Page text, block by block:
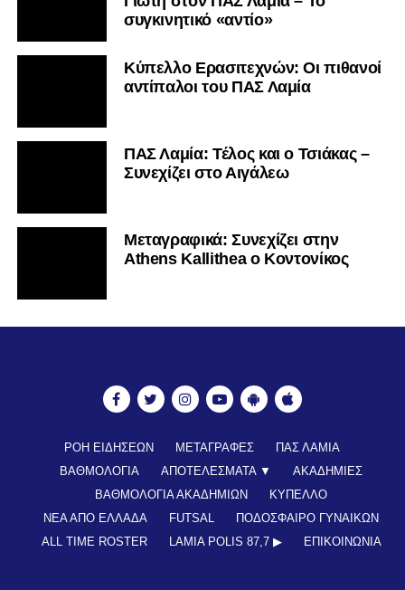
συγκινητικό «αντίο»
Κύπελλο Ερασιτεχνών: Οι πιθανοί
αντίπαλοι του ΠΑΣ Λαμία
ΠΑΣ Λαμία: Τέλος και ο Τσιάκας –
Συνεχίζει στο Αιγάλεω
Mεταγραφικά: Συνεχίζει στην
Athens Kallithea ο Κοντονίκος
ΡΟΗ ΕΙΔΗΣΕΩΝ ΜΕΤΑΓΡΑΦΕΣ
ΠΑΣ ΛΑΜΙΑ
ΒΑΘΜΟΛΟΓΙΑ
ΑΠΟΤΕΛΕΣΜΑΤΑ ▼
ΑΚΑΔΗΜΙΕΣ
ΒΑΘΜΟΛΟΓΙΑ ΑΚΑΔΗΜΙΩΝ
ΚΥΠΕΛΛΟ
ΝΕΑ ΑΠΟ ΕΛΛΑΔΑ
FUTSAL
ΠΟΔΟΣΦΑΙΡΟ ΓΥΝΑΙΚΩΝ
ALL TIME ROSTER
LAMIA POLIS 87,7 ▶︎ ΕΠΙΚΟΙΝΩΝΊΑ